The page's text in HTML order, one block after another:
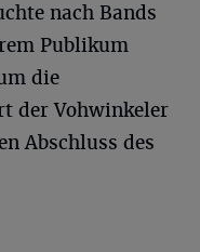
nach Bands
Publikum
die
der Vohwinkeler
Abschluss des